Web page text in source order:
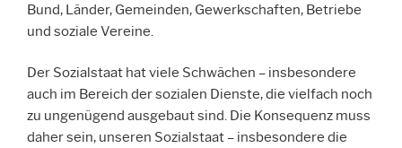
Bund, Länder, Gemeinden, Gewerkschaften, Betriebe
und soziale Vereine.
Der Sozialstaat hat viele Schwächen – insbesondere
auch im Bereich der sozialen Dienste, die vielfach noch
zu ungenügend ausgebaut sind. Die Konsequenz muss
daher sein, unseren Sozialstaat – insbesondere die